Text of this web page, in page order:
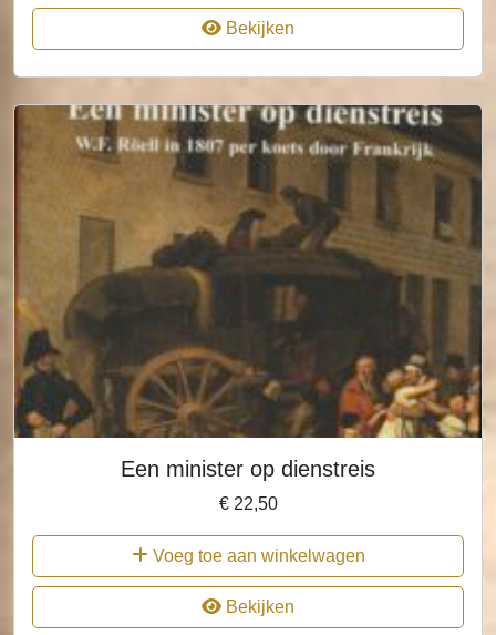
Bekijken
Een minister op dienstreis
€22,50
Voeg toe aan winkelwagen
Bekijken